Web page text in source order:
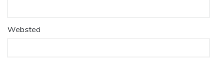
Websted